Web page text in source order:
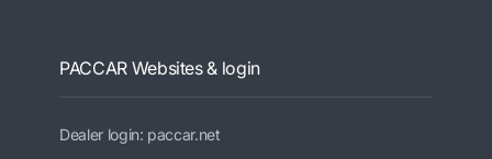
PACCAR Websites & login
Dealer login: paccar.net